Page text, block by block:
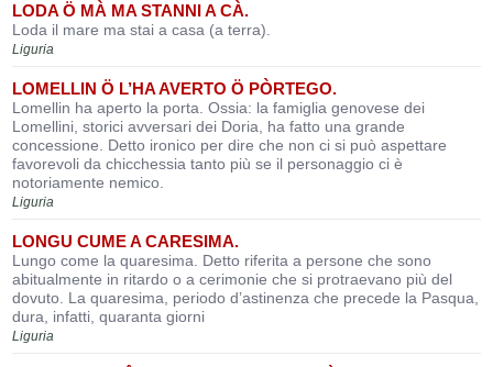
LODA Ö MÀ MA STANNI A CÀ.
Loda il mare ma stai a casa (a terra).
Liguria
LOMELLIN Ö L’HA AVERTO Ö PÒRTEGO.
Lomellin ha aperto la porta. Ossia: la famiglia genovese dei
Lomellini, storici avversari dei Doria, ha fatto una grande
concessione. Detto ironico per dire che non ci si può aspettare
favorevoli da chicchessia tanto più se il personaggio ci è
notoriamente nemico.
Liguria
LONGU CUME A CARESIMA.
Lungo come la quaresima. Detto riferita a persone che sono
abitualmente in ritardo o a cerimonie che si protraevano più del
dovuto. La quaresima, periodo d’astinenza che precede la Pasqua,
dura, infatti, quaranta giorni
Liguria